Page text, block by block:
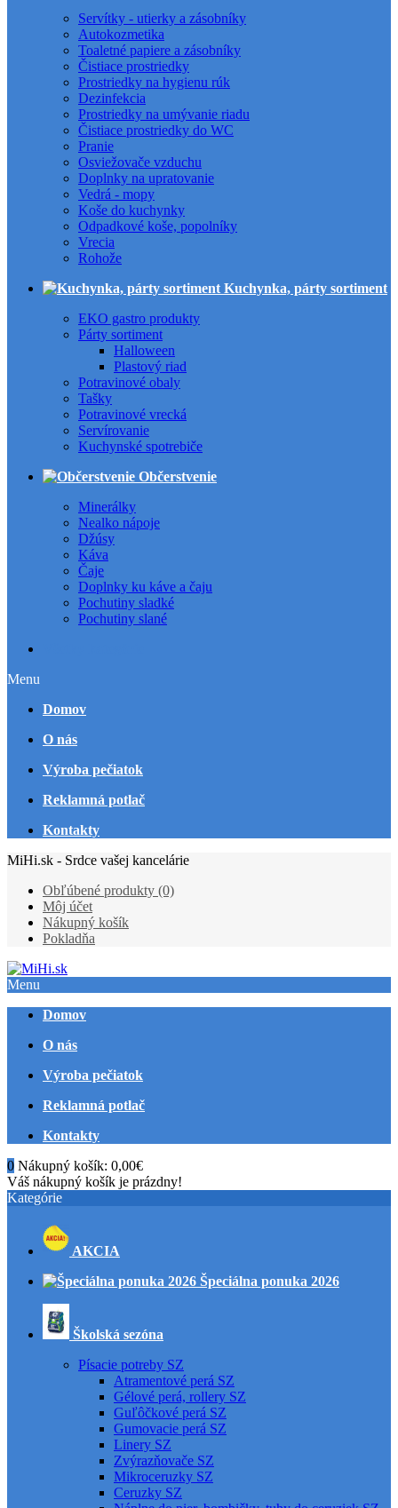
Servítky - utierky a zásobníky
Autokozmetika
Toaletné papiere a zásobníky
Čistiace prostriedky
Prostriedky na hygienu rúk
Dezinfekcia
Prostriedky na umývanie riadu
Čistiace prostriedky do WC
Pranie
Osviežovače vzduchu
Doplnky na upratovanie
Vedrá - mopy
Koše do kuchynky
Odpadkové koše, popolníky
Vrecia
Rohože
Kuchynka, párty sortiment
EKO gastro produkty
Párty sortiment
Halloween
Plastový riad
Potravinové obaly
Tašky
Potravinové vrecká
Servírovanie
Kuchynské spotrebiče
Občerstvenie
Minerálky
Nealko nápoje
Džúsy
Káva
Čaje
Doplnky ku káve a čaju
Pochutiny sladké
Pochutiny slané
Menu
Domov
O nás
Výroba pečiatok
Reklamná potlač
Kontakty
MiHi.sk - Srdce vašej kancelárie
Obľúbené produkty (0)
Môj účet
Nákupný košík
Pokladňa
Menu
Domov
O nás
Výroba pečiatok
Reklamná potlač
Kontakty
0 Nákupný košík: 0,00€
Váš nákupný košík je prázdny!
Kategórie
AKCIA
Špeciálna ponuka 2026
Školská sezóna
Písacie potreby SZ
Atramentové perá SZ
Gélové perá, rollery SZ
Guľôčkové perá SZ
Gumovacie perá SZ
Linery SZ
Zvýrazňovače SZ
Mikroceruzky SZ
Ceruzky SZ